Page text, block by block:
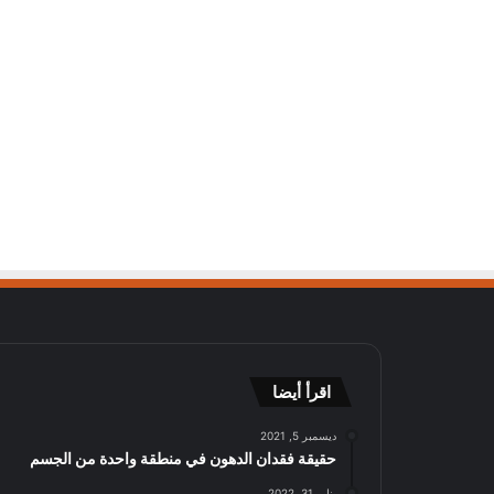
اقرأ أيضا
ديسمبر 5, 2021
حقيقة فقدان الدهون في منطقة واحدة من الجسم